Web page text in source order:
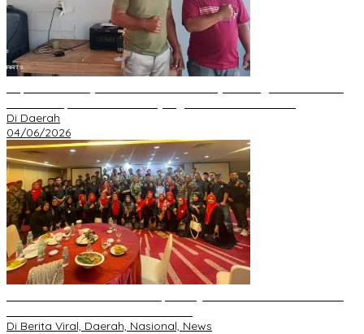
Di Daerah
04/06/2026
Di Berita Viral, Daerah, Nasional, News